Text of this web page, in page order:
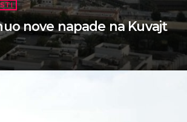
nove napade na Kuvajt